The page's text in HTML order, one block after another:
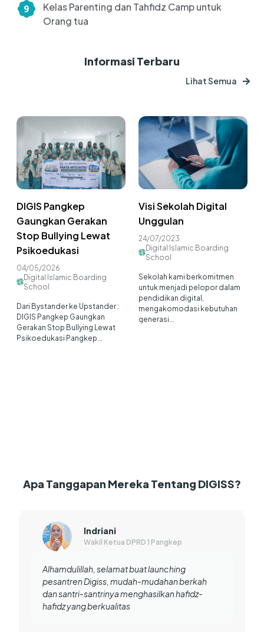
Kelas Parenting dan Tahfidz Camp untuk
Orang tua
Informasi Terbaru
Lihat Semua
DIGIS Pangkep
Gaungkan Gerakan
Stop Bullying Lewat
Psikoedukasi
04/05/2026
Digital Islamic Boarding
School
Dari Bystander ke Upstander :
DIGIS Pangkep Gaungkan
Gerakan Stop Bullying Lewat
Psikoedukasi Pangkep...
Visi Sekolah Digital
Unggulan
24/07/2023
Digital Islamic Boarding
School
Sekolah kami berkomitmen
untuk menjadi pelopor dalam
pendidikan digital,
mengakomodasi kebutuhan
generasi...
Apa Tanggapan Mereka Tentang DIGISS?
MasyaAllah akhirnya adami dipangkep
pesantren berstandar luar negeri yang benar-
benar menerapkan digitalisasi teknologi dalam
pembelajarannya, Kalau ada keponakan ta
Anggu Batary
Content Creator